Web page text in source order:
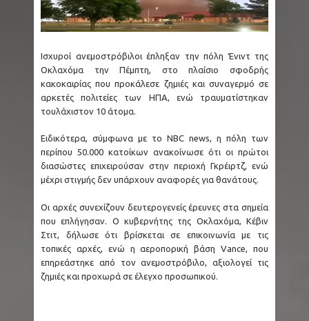
Ισχυροί ανεμοστρόβιλοι έπληξαν την πόλη Ένιντ της
Οκλαχόμα την Πέμπτη, στο πλαίσιο σφοδρής
κακοκαιρίας που προκάλεσε ζημιές και συναγερμό σε
αρκετές πολιτείες των ΗΠΑ, ενώ τραυματίστηκαν
τουλάχιστον 10 άτομα.
Ειδικότερα, σύμφωνα με το NBC news, η πόλη των
περίπου 50.000 κατοίκων ανακοίνωσε ότι οι πρώτοι
διασώστες επιχειρούσαν στην περιοχή Γκρέιρτζ, ενώ
μέχρι στιγμής δεν υπάρχουν αναφορές για θανάτους.
Οι αρχές συνεχίζουν δευτερογενείς έρευνες στα σημεία
που επλήγησαν. Ο κυβερνήτης της Οκλαχόμα, Κέβιν
Στιτ, δήλωσε ότι βρίσκεται σε επικοινωνία με τις
τοπικές αρχές, ενώ η αεροπορική βάση Vance, που
επηρεάστηκε από τον ανεμοστρόβιλο, αξιολογεί τις
ζημιές και προχωρά σε έλεγχο προσωπικού.